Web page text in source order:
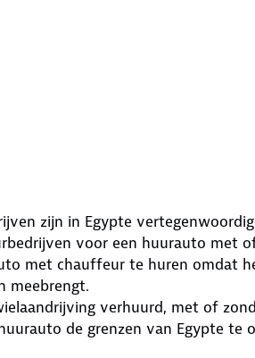
zijn in Egypte
voor een huurauto met
met chauffeur te huren omdat
meebrengt.
verhuurd, met of
de grenzen van Egypte te